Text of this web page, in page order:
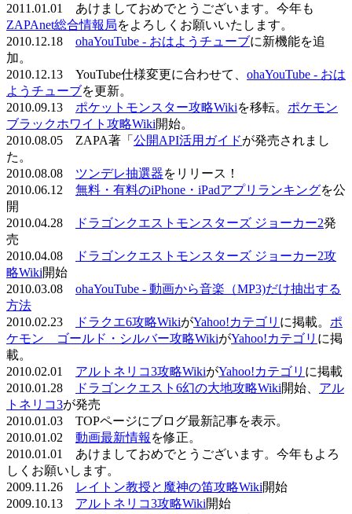
2011.01.01 あけましておめでとうございます。今年も
ZAPAnet総合情報局をよろしくお願いいたします。
2010.12.18 ohaYouTube - おはようチューブに新機能を追
加。
2010.12.13 YouTube仕様変更に合わせて、 ohaYouTube - おは
ようチューブを更新。
2010.09.13 ポケットモンスター攻略Wikiを移転。 ポケモン
ブラックホワイト攻略Wiki開始。
2010.08.05 ZAPA著「 公開API活用ガイドが発売されまし
た。
2010.08.08 ツンデレ抽選器をリリース！
2010.06.12 無料・有料のiPhone・iPadアプリランキングを公
開
2010.04.28
ドラゴンクエストモンスターズ ジョーカー2発
売
2010.04.08
ドラゴンクエストモンスターズ ジョーカー2攻
略Wiki開始
2010.03.08 ohaYouTube - 動画から音楽（MP3)だけ抽出する
方法
2010.02.23
ドラクエ6攻略WikiがYahoo!カテゴリ に掲載。 ポ
ケモン ゴールド・シルバー攻略WikiがYahoo!カテゴリ に掲
載。
2010.02.01 アルトネリコ3攻略WikiがYahoo!カテゴリ に掲載
2010.01.28
ドラゴンクエスト6幻の大地攻略Wiki開始、 アル
トネリコ3が発売
2010.01.03 TOPページにブログ最新記事を表示。
2010.01.02 動画最新情報 を修正。
2010.01.01 あけましておめでとうございます。今年もよろ
しくお願いします。
2009.11.26
レイトン教授と魔神の笛攻略Wiki開始
2009.10.13 アルトネリコ3攻略Wiki開始